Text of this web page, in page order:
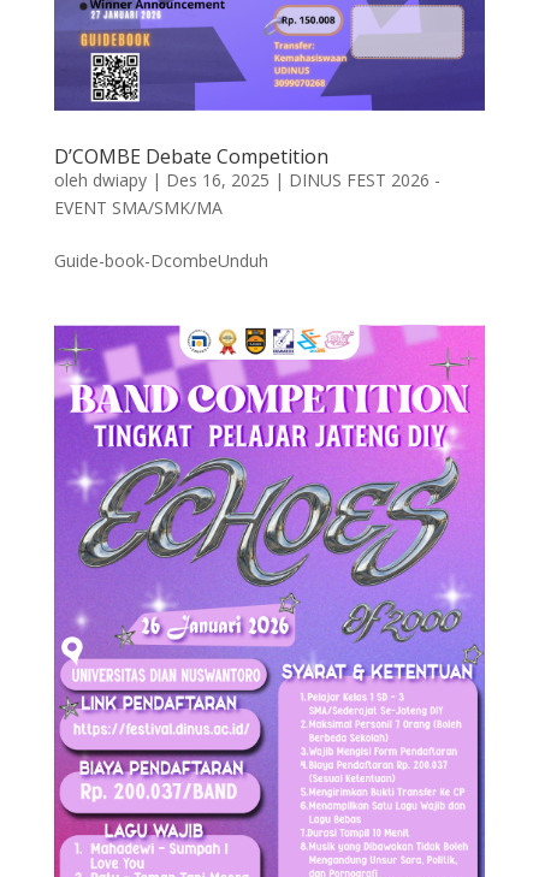
D’COMBE Debate Competition
oleh dwiapy| Des 16, 2025 | DINUS FEST 2026 -
EVENT SMA/SMK/MA
Guide-book-DcombeUnduh